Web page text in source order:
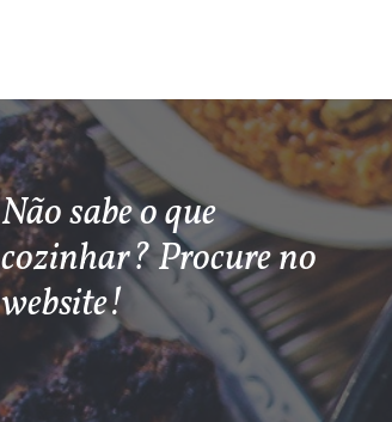
Não sabe o que
cozinhar? Procure no
website!